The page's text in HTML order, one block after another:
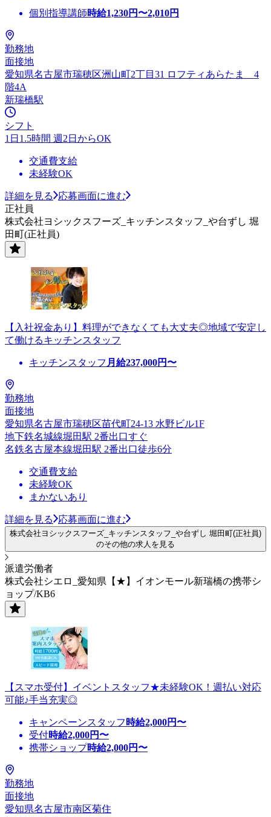
個別指導講師時給1,230円〜2,010円
勤務地
面接地
愛知県名古屋市瑞穂区洲山町2丁目31 ロフティあらたま 4
階4A
新瑞橋駅
シフト
1日1.5時間 週2日からOK
交通費支給
未経験OK
詳細を見る
応募画面に進む
正社員
株式会社ヨシックスフーズ_キッチンスタッフ_や台ずし 堀
田町(正社員)
【入社祝金あり】料理ができなくても大丈夫◎地域で安定し
て働けるキッチンスタッフ
キッチンスタッフ 月給237,000円〜
勤務地
面接地
愛知県名古屋市瑞穂区苗代町24-13 水野ビル1F
地下鉄名城線堀田駅 2番出口すぐ
名鉄名古屋本線堀田駅 2番出口徒歩6分
交通費支給
未経験OK
まかないあり
詳細を見る 応募画面に進む
株式会社ヨシックスフーズ_キッチンスタッフ_や台ずし 堀田町(正社員)
のその他の求人を見る
派遣労働者
株式会社シエロ_愛知県【★】イオンモール新瑞橋の携帯シ
ョップ/KB6
【スマホ受付】イベントスタッフ★未経験OK！週払い対応
可能♪手当充実◎
キャンペーンスタッフ 時給2,000円〜
受付時給2,000円〜
携帯ショップ時給2,000円〜
勤務地
面接地
愛知県名古屋市南区菊住